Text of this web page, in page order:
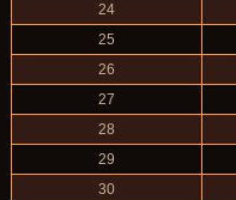
24
25
26
27
28
29
30